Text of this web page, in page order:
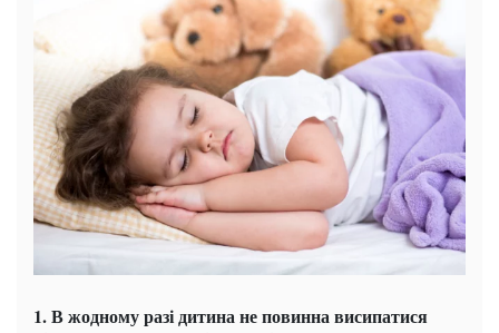
1. В жодному разі дитина не повиннависипатися